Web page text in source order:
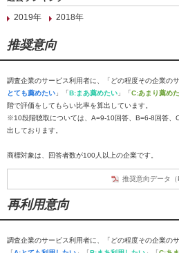
2019年
2018年
推奨意向
調査企業のサービス利用者に、「どの程度その企業の
とても薦めたい 」「B:まあ薦めたい 」「C:あまり薦め
階で評価をしてもらい比率を算出しています。
※10段階聴取については、A=9-10回答、B=6-8回答、
出しております。
商標対象は、回答者数が100人以上の企業です。
推奨意向データ（
再利用意向
調査企業のサービス利用者に、「どの程度その企業の